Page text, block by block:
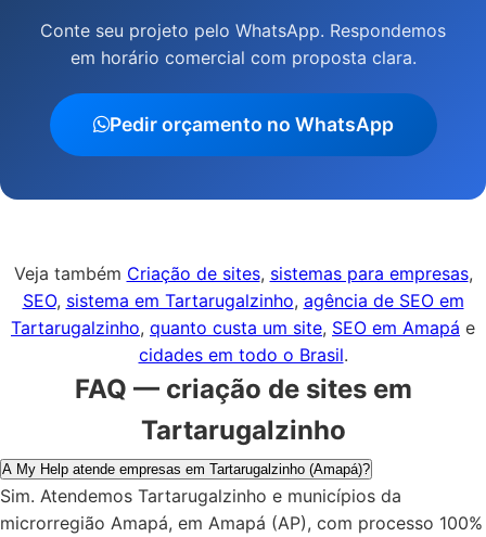
Conte seu projeto pelo WhatsApp. Respondemos
em horário comercial com proposta clara.
Pedir orçamento no WhatsApp
Veja também Criação de sites, sistemas para empresas,
SEO, sistema em Tartarugalzinho, agência de SEO em
Tartarugalzinho, quanto custa um site, SEO em Amapá e
cidades em todo o Brasil.
FAQ — criação de sites em
Tartarugalzinho
A My Help atende empresas em Tartarugalzinho (Amapá)?
Sim. Atendemos Tartarugalzinho e municípios da
microrregião Amapá, em Amapá (AP), com processo 100%